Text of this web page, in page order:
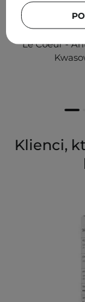
Le Coeur -
Klienci,